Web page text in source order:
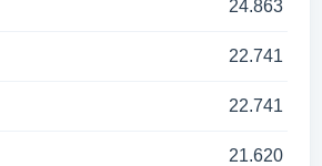
24.863
22.741
22.741
21.620